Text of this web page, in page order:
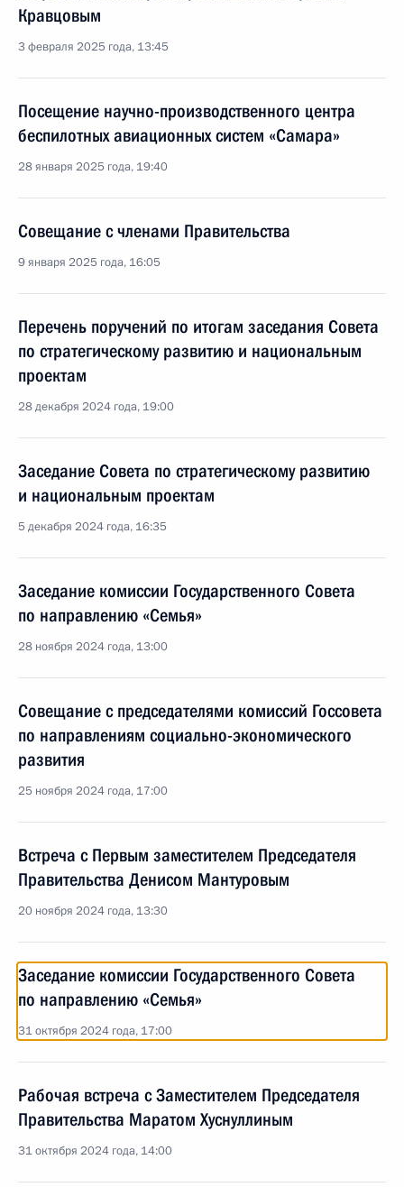
Кравцовым
3 февраля 2025 года, 13:45
Посещение научно-производственного центра
беспилотных авиационных систем «Самара»
28 января 2025 года, 19:40
Совещание с членами Правительства
9 января 2025 года, 16:05
Перечень поручений по итогам заседания Совета
по стратегическому развитию и национальным
проектам
28 декабря 2024 года, 19:00
Заседание Совета по стратегическому развитию
и национальным проектам
5 декабря 2024 года, 16:35
Заседание комиссии Государственного Совета
по направлению «Семья»
28 ноября 2024 года, 13:00
Совещание с председателями комиссий Госсовета
по направлениям социально-экономического
развития
25 ноября 2024 года, 17:00
Встреча с Первым заместителем Председателя
Правительства Денисом Мантуровым
20 ноября 2024 года, 13:30
Заседание комиссии Государственного Совета
по направлению «Семья»
31 октября 2024 года, 17:00
Рабочая встреча с Заместителем Председателя
Правительства Маратом Хуснуллиным
31 октября 2024 года, 14:00